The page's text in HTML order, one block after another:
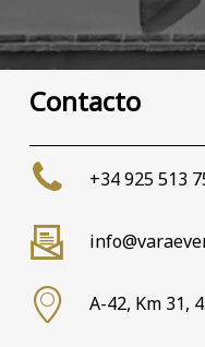
Contacto
+34 925 513
A-42, Km 31,